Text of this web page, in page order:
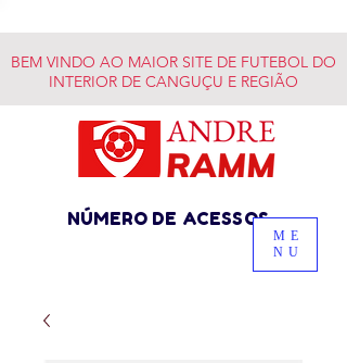
BEM VINDO AO MAIOR SITE DE FUTEBOL DO
INTERIOR DE CANGUÇU E REGIÃO
NÚMERO DE ACESSOS
ME
NU